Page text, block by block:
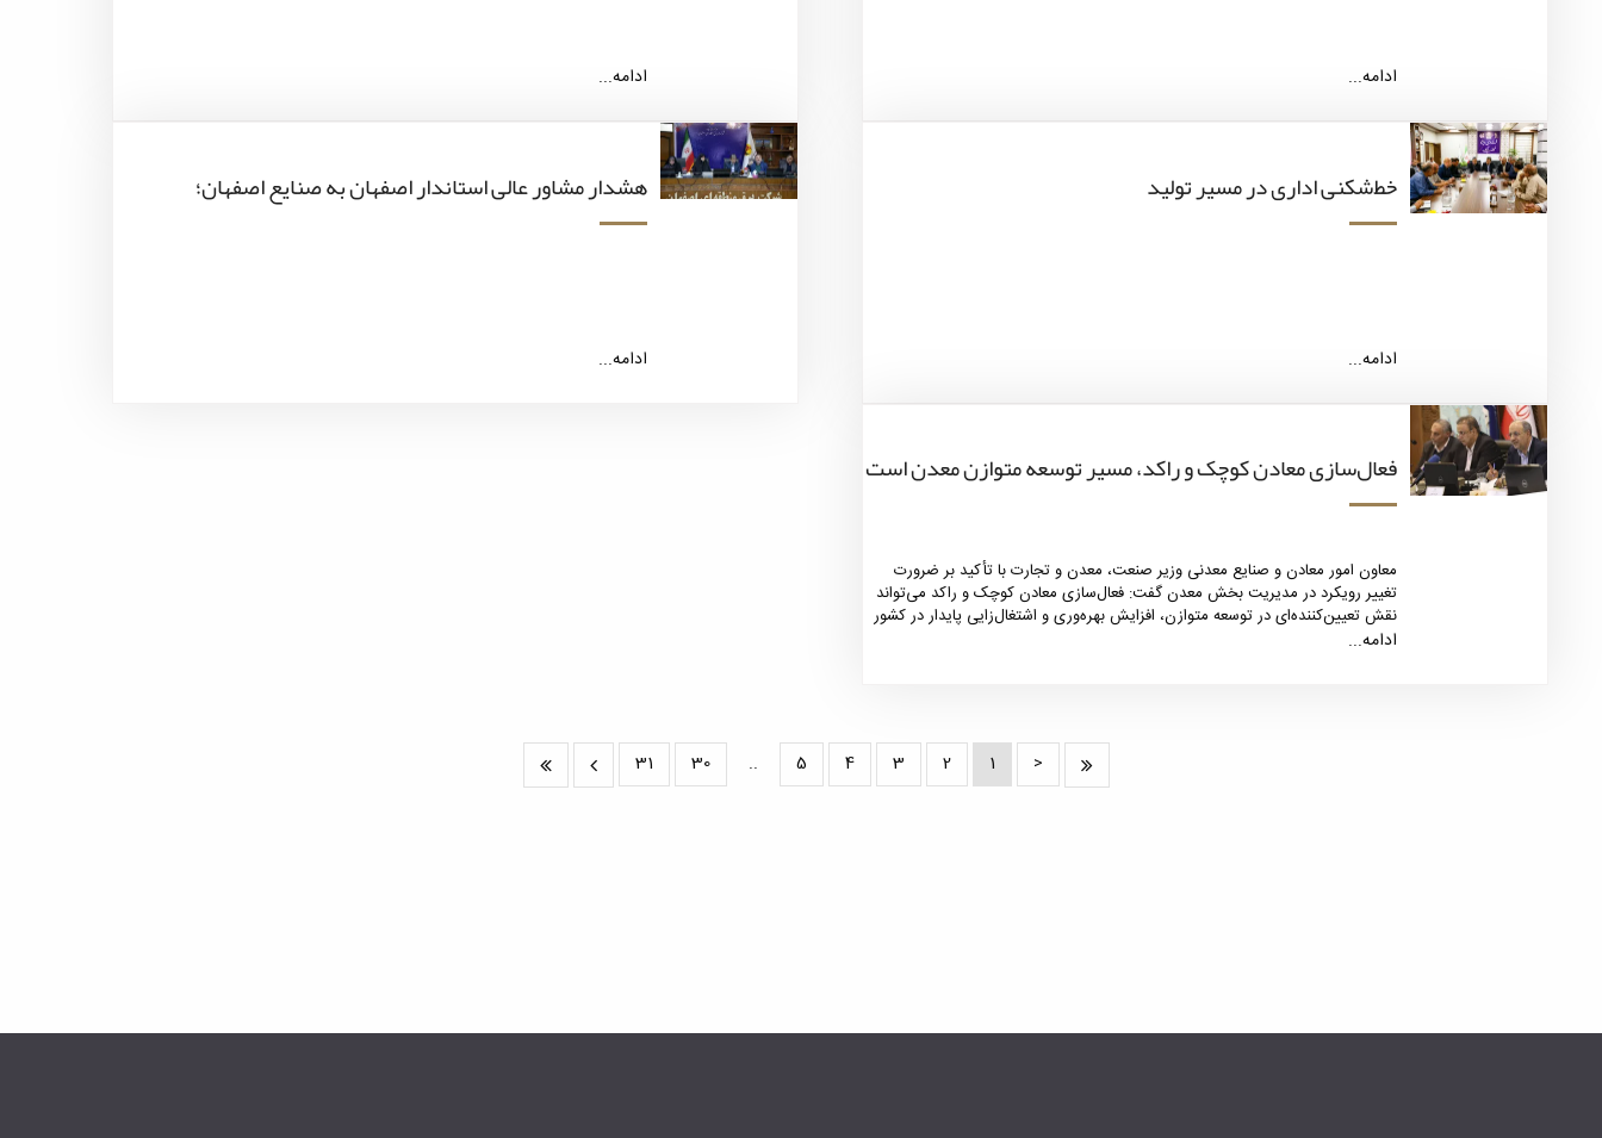
ادامه... ادامه...
خط‌شکنی اداری در مسیر تولید
ادامه...
هشدار مشاور عالی استاندار اصفهان به صنایع اصفهان؛
ادامه...
فعال‌سازی معادن کوچک و راکد، مسیر توسعه متوازن معدن است
معاون امور معادن و صنایع معدنی وزیر صنعت، معدن و تجارت با تأکید بر ضرورت
تغییر رویکرد در مدیریت بخش معدن گفت: فعال‌سازی معادن کوچک و راکد می‌تواند
نقش تعیین‌کننده‌ای در توسعه متوازن، افزایش بهره‌وری و اشتغال‌زایی پایدار در کشور
ایفا کند.
ادامه...
<
1
2
3
4
5
..
30
31